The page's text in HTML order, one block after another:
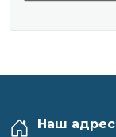
Наш адрес